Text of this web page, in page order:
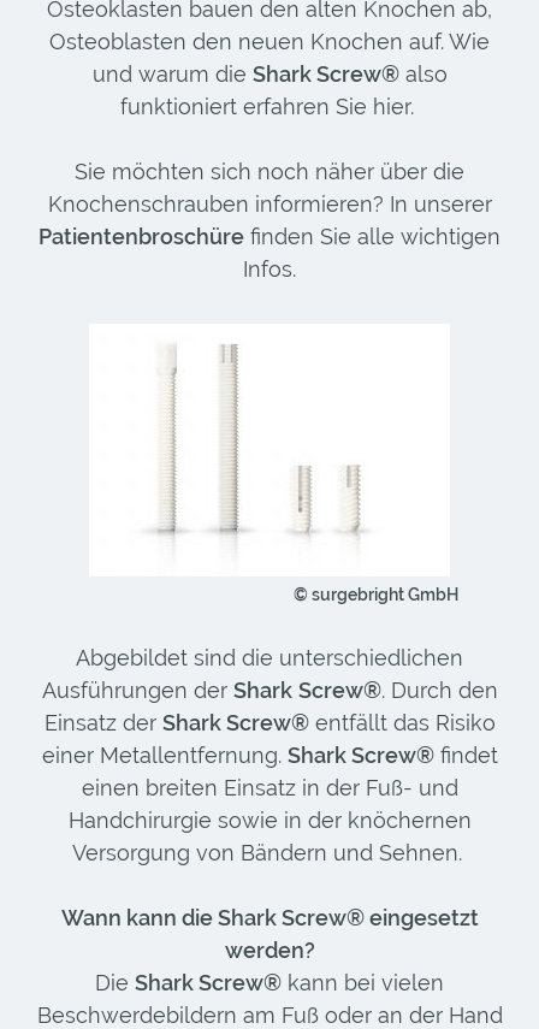
Osteoklasten bauen den alten Knochen ab,
Osteoblasten den neuen Knochen auf. Wie
und warum die Shark Screw®also
funktioniert erfahren Sie hier.
Sie möchten sich noch näher über die
Knochenschrauben informieren? In unserer
Patientenbroschüre finden Sie alle wichtigen
Infos.
© surgebright GmbH
Abgebildet sind die unterschiedlichen
Ausführungen der Shark Screw®. Durch den
Einsatz der Shark Screw®entfällt das Risiko
einer Metallentfernung. Shark Screw®findet
einen breiten Einsatz in der Fuß- und
Handchirurgie sowie in der knöchernen
Versorgung von Bändern und Sehnen.
Wann kann die Shark Screw® eingesetzt
werden?
Die Shark Screw® kann bei vielen
Beschwerdebildern am Fuß oder an der Hand